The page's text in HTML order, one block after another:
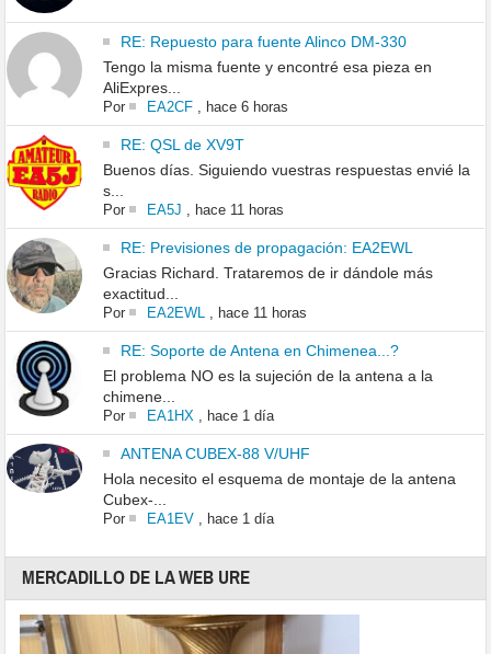
RE: Repuesto para fuente Alinco DM-330
Tengo la misma fuente y encontré esa pieza en
AliExpres...
Por EA2CF, hace 6 horas
RE: QSL de XV9T
Buenos días. Siguiendo vuestras respuestas envié la
s...
Por EA5J hace 11 horas
RE: Previsiones de propagación: EA2EWL
Gracias Richard. Trataremos de ir dándole más
exactitud...
Por EA2EWL hace 11 horas
RE: Soporte de Antena en Chimenea...?
El problema NO es la sujeción de la antena a la
chimene...
Por EA1HX hace 1 día
ANTENA CUBEX-88 V/UHF
Hola necesito el esquema de montaje de la antena
Cubex-...
Por EA1EV, hace 1 día
MERCADILLO DE LA WEB URE